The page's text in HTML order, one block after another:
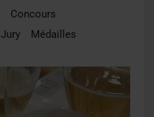
Concours
Jury
Médailles